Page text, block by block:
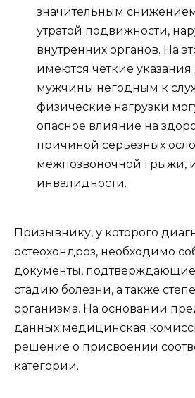
значительным
утратой подвижности,
внутренних органов. На
имеются четкие
мужчины негодным к
физические нагрузки
опасное влияние на
причиной серьезных
межпозвоночной грыжи,
инвалидности.
Призывнику, у которого
остеохондроз, необходимо
документы,
стадию болезни, а также
организма. На основании
данных медицинская
решение о присвоении
категории.